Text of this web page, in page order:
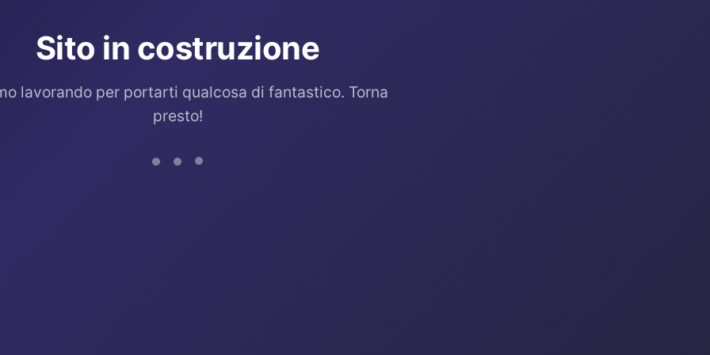
Sito in costruzione
lavorando per portarti qualcosa di fantastico. Torna
presto!